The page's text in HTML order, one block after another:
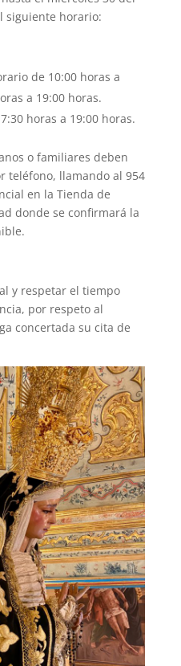
siguiente horario:
de 10:00 horas a
a 19:00 horas.
horas a 19:00 horas.
o familiares deben
teléfono, llamando al 954
en la Tienda de
donde se confirmará la
y respetar el tiempo
por respeto al
concertada su cita de